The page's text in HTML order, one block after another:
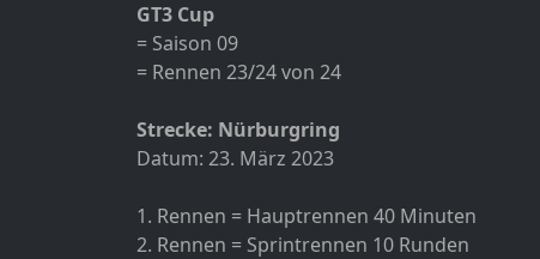
GT3 Cup
= Saison 09
= Rennen 23/24 von 24
Strecke: Nürburgring
Datum: 23. März 2023
1. Rennen = Hauptrennen 40 Minuten
2. Rennen = Sprintrennen 10 Runden